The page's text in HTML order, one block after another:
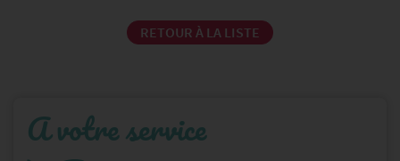
RETOUR À LA LISTE
A votre service